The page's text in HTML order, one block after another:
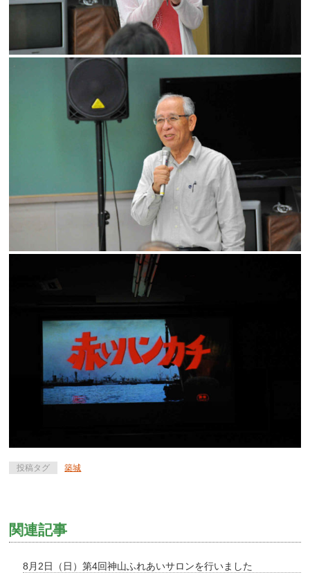
投稿タグ 築城
関連記事
8月2日（日）第4回神山ふれあいサロンを行いました